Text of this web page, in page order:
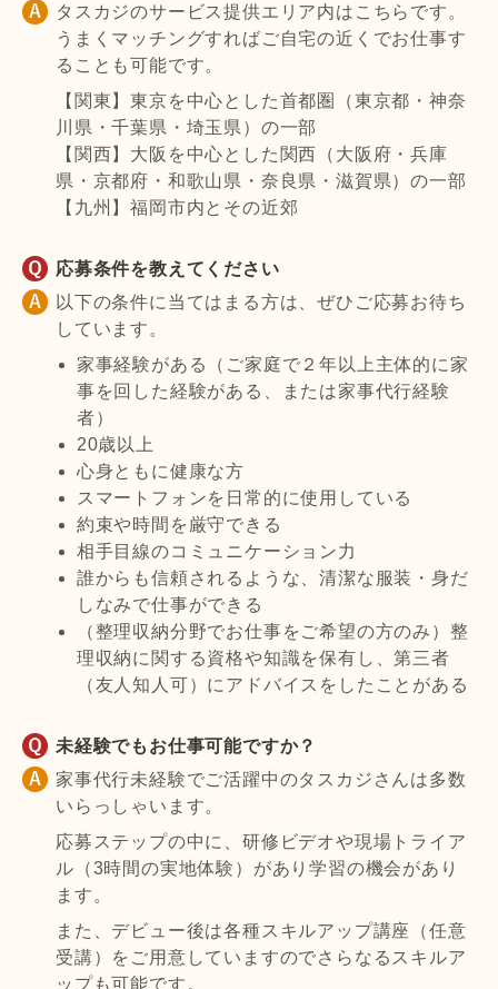
タスカジのサービス提供エリア内はこちらです。
うまくマッチングすればご自宅の近くでお仕事す
ることも可能です。
【関東】東京を中心とした首都圏（東京都・神奈
川県・千葉県・埼玉県）の一部
【関西】大阪を中心とした関西（大阪府・兵庫
県・京都府・和歌山県・奈良県・滋賀県）の一部
【九州】福岡市内とその近郊
応募条件を教えてください
以下の条件に当てはまる方は、ぜひご応募お待ち
しています。
家事経験がある（ご家庭で２年以上主体的に家
事を回した経験がある、または家事代行経験
者）
20歳以上
心身ともに健康な方
スマートフォンを日常的に使用している
約束や時間を厳守できる
相手目線のコミュニケーション力
誰からも信頼されるような、清潔な服装・身だ
しなみで仕事ができる
（整理収納分野でお仕事をご希望の方のみ）整
理収納に関する資格や知識を保有し、第三者
（友人知人可）にアドバイスをしたことがある
未経験でもお仕事可能ですか？
家事代行未経験でご活躍中のタスカジさんは多数
いらっしゃいます。
応募ステップの中に、研修ビデオや現場トライア
ル（3時間の実地体験）があり学習の機会があり
ます。
また、デビュー後は各種スキルアップ講座（任意
受講）をご用意していますのでさらなるスキルア
ップも可能です。